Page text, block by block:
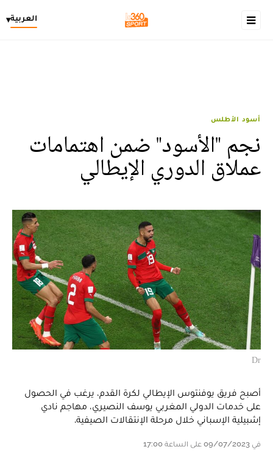
العربية▾
أسود الأطلس
نجم "الأسود" ضمن اهتمامات
عملاق الدوري الإيطالي
Dr
أصبح فريق يوفنتوس الإيطالي لكرة القدم، يرغب في الحصول
على خدمات الدولي المغربي يوسف النصيري، مهاجم نادي
إشبيلية الإسباني خلال مرحلة الإنتقالات الصيفية.
في 09/07/2023 على الساعة 17:00